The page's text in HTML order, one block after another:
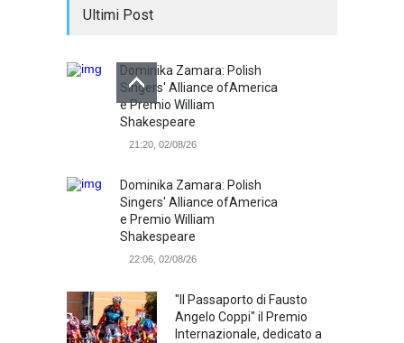
Ultimi Post
Dominika Zamara: Polish
Singers' Alliance ofAmerica
e Premio William
Shakespeare
21:20, 02/08/26
Dominika Zamara: Polish
Singers' Alliance ofAmerica
e Premio William
Shakespeare
22:06, 02/08/26
"Il Passaporto di Fausto
Angelo Coppi" il Premio
Internazionale, dedicato a